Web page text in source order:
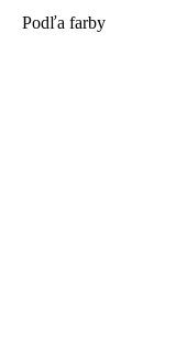
Podľa farby